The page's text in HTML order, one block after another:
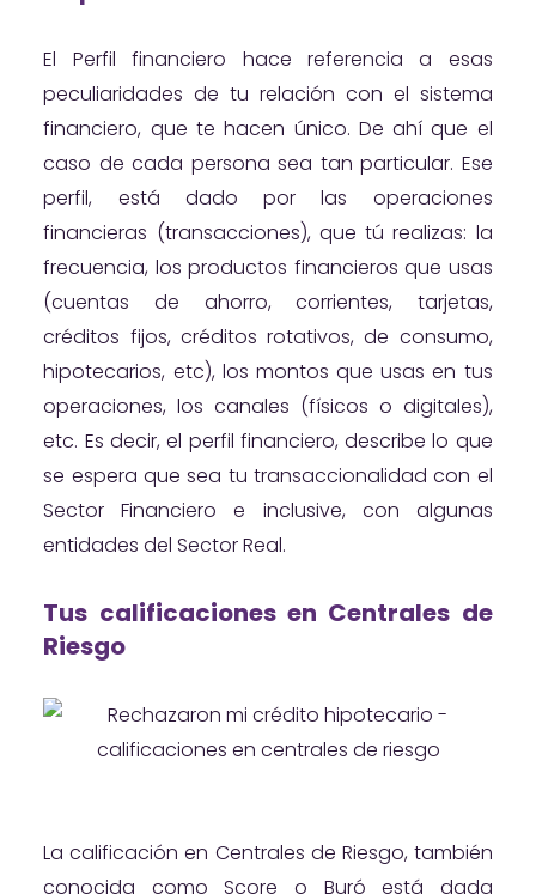
El Perfil financiero hace referencia a esas
peculiaridades de tu relación con el sistema
financiero, que te hacen único. De ahí que el
caso de cada persona sea tan particular. Ese
perfil, está dado por las operaciones
financieras (transacciones), que tú realizas: la
frecuencia, los productos financieros que usas
(cuentas de ahorro, corrientes, tarjetas,
créditos fijos, créditos rotativos, de consumo,
hipotecarios, etc), los montos que usas en tus
operaciones, los canales (físicos o digitales),
etc. Es decir, el perfil financiero, describe lo que
se espera que sea tu transaccionalidad con el
Sector Financiero e inclusive, con algunas
entidades del Sector Real.
Tus calificaciones en Centrales de
Riesgo
La calificación en Centrales de Riesgo, también
conocida como Score o Buró está dada